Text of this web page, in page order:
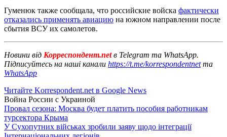
Гуменюк также сообщала, что российские войска фактически
отказались применять авиацию на южном направлении после
сбытия ВСУ их самолетов.
Новини від Корреспондент.netв Telegram та WhatsApp.
Підписуйтесь на наші канали https://t.me/korrespondentnetта
WhatsApp
Читайте Korrespondent.net в Google News
Война России с Украиной
Провал сезона: Москва будет платить пособия работникам
турсектора Крыма
У Сухопутних військах зробили заяву щодо інтеграції